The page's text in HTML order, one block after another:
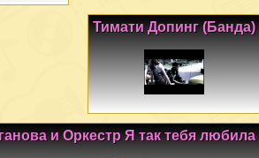
Тимати Допинг (Банда)
и Оркестр Я так тебя любила